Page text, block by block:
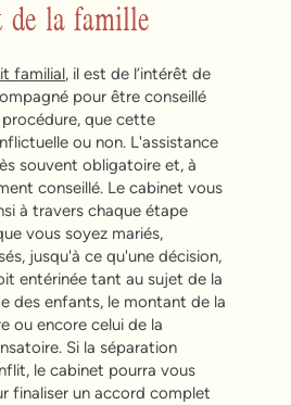
de la famille
familial, il est de l’intérêt de
pour être conseillé
que cette
ou non. L'assistance
souvent obligatoire et, à
conseillé. Le cabinet vous
à travers chaque étape
vous soyez mariés,
jusqu'à ce qu'une décision,
entérinée tant au sujet de la
des enfants, le montant de la
ou encore celui de la
Si la séparation
le cabinet pourra vous
finaliser un accord complet